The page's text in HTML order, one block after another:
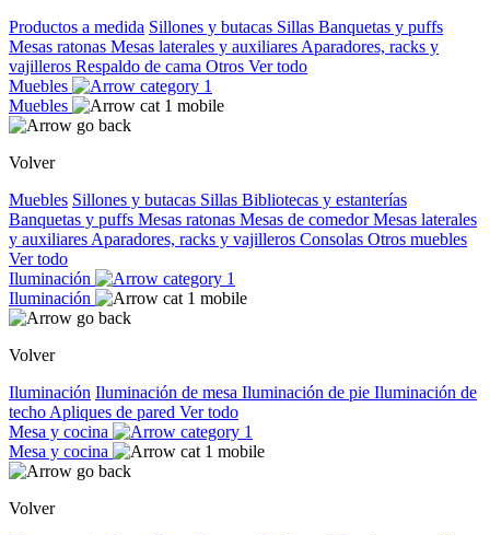
Productos a medida Sillones y butacas Sillas Banquetas y puffs
Mesas ratonas Mesas laterales y auxiliares Aparadores, racks y
vajilleros Respaldo de cama Otros Ver todo
Muebles
Muebles
Volver
Muebles Sillones y butacas Sillas Bibliotecas y estanterías
Banquetas y puffs Mesas ratonas Mesas de comedorMesas laterales
y auxiliares Aparadores, racks y vajilleros Consolas Otros muebles
Ver todo
Iluminación
Iluminación
Volver
Iluminación Iluminación de mesa Iluminación de pie Iluminación de
techo Apliques de pared Ver todo
Mesa y cocina
Mesa y cocina
Volver